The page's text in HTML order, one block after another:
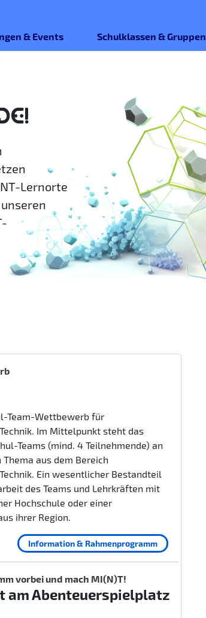
& Events Schulklassen & Gruppen
Lernorte
Team-Wettbewerb für
Im Mittelpunkt steht das
Teams (mind. 4 Teilnehmende) an
aus dem Bereich
Ein wesentlicher Bestandteil
des Teams und Lehrkräften mit
Hochschule oder einer
ihrer Region.
Information & Rahmenprogramm
vorbei und mach MI(N)T!
am Abenteuerspielplatz